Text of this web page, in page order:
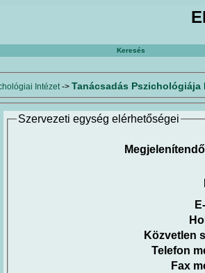
Keresés
Intézet-> Tanácsadás
Szervezeti egység elérhetőségei
Közvetlen
Telefon
Fax